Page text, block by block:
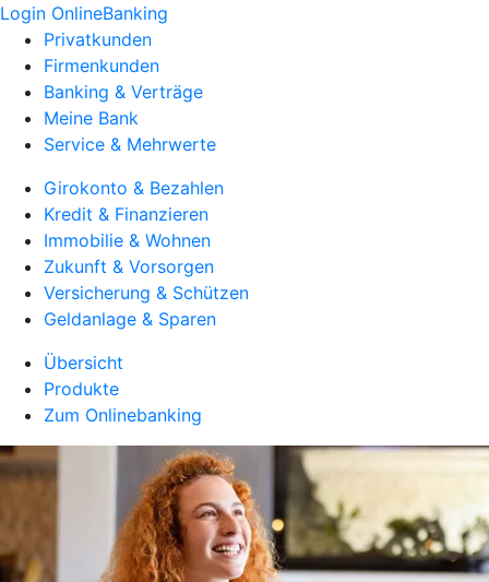
Login OnlineBanking
Privatkunden
Firmenkunden
Banking & Verträge
Meine Bank
Service & Mehrwerte
Girokonto & Bezahlen
Kredit & Finanzieren
Immobilie & Wohnen
Zukunft & Vorsorgen
Versicherung & Schützen
Geldanlage & Sparen
Übersicht
Produkte
Zum Onlinebanking